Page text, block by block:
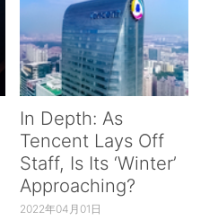
In Depth: As
Tencent Lays Off
Staff, Is Its ‘Winter’
Approaching?
2022年04月01日